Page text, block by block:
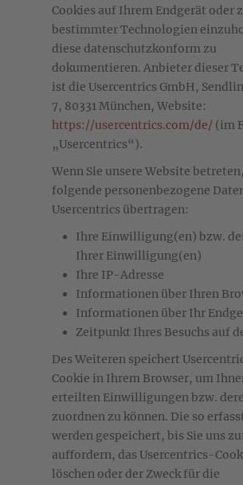
Cookies auf Ihrem Endgerät oder
bestimmter Technologien
diese datenschutzkonform zu
dokumentieren. Anbieter dieser
ist die Usercentrics GmbH,
7, 80331 München, Website:
https://usercentrics.com/de/ (im
„Usercentrics“).
Wenn Sie unsere Website
folgende personenbezogene
Usercentrics übertragen:
Ihre Einwilligung(en) bzw.
Ihrer Einwilligung(en)
Ihre IP-Adresse
Informationen über Ihren
Informationen über Ihr
Zeitpunkt Ihres Besuchs auf
Des Weiteren speichert
Cookie in Ihrem Browser, um
erteilten Einwilligungen bzw.
zuordnen zu können. Die so
werden gespeichert, bis Sie uns
auffordern, das Usercentrics-
löschen oder der Zweck für die